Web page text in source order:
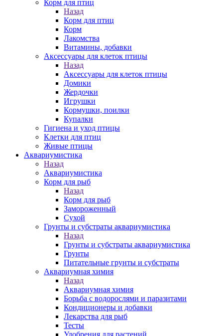
Корм для птиц
Назад
Корм для птиц
Корм
Лакомства
Витамины, добавки
Аксессуары для клеток птицы
Назад
Аксессуары для клеток птицы
Домики
Жердочки
Игрушки
Кормушки, поилки
Купалки
Гигиена и уход птицы
Клетки для птиц
Живые птицы
Аквариумистика
Назад
Аквариумистика
Корм для рыб
Назад
Корм для рыб
Замороженный
Сухой
Грунты и субстраты аквариумистика
Назад
Грунты и субстраты аквариумистика
Грунты
Питательные грунты и субстраты
Аквариумная химия
Назад
Аквариумная химия
Борьба с водорослями и паразитами
Кондиционеры и добавки
Лекарства для рыб
Тесты
Удобрения для растений